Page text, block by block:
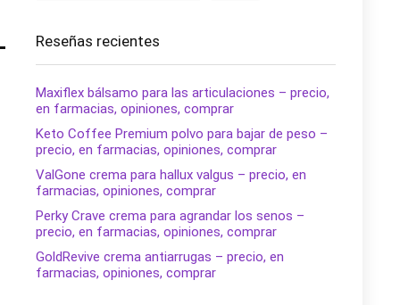
Reseñas recientes
Maxiflex bálsamo para las articulaciones – precio,
en farmacias, opiniones, comprar
Keto Coffee Premium polvo para bajar de peso –
precio, en farmacias, opiniones, comprar
ValGone crema para hallux valgus – precio, en
farmacias, opiniones, comprar
Perky Crave crema para agrandar los senos –
precio, en farmacias, opiniones, comprar
GoldRevive crema antiarrugas – precio, en
farmacias, opiniones, comprar